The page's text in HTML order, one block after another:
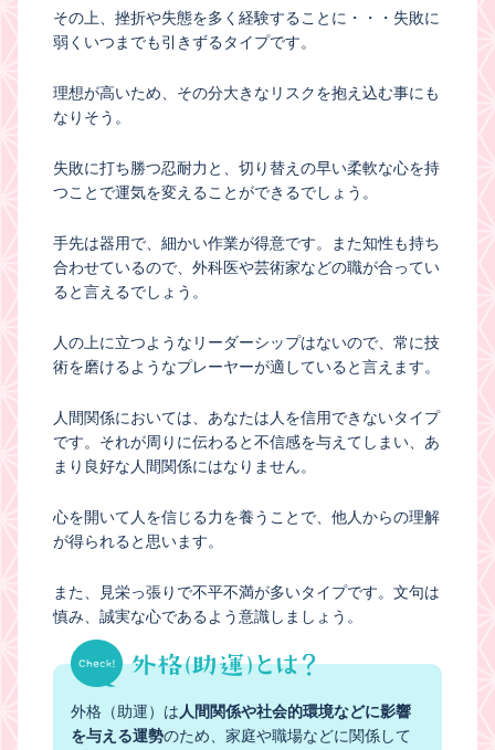
その上、挫折や失態を多く経験することに・・・失敗に
弱くいつまでも引きずるタイプです。
理想が高いため、その分大きなリスクを抱え込む事にも
なりそう。
失敗に打ち勝つ忍耐力と、切り替えの早い柔軟な心を持
つことで運気を変えることができるでしょう。
手先は器用で、細かい作業が得意です。また知性も持ち
合わせているので、外科医や芸術家などの職が合ってい
ると言えるでしょう。
人の上に立つようなリーダーシップはないので、常に技
術を磨けるようなプレーヤーが適していると言えます。
人間関係においては、あなたは人を信用できないタイプ
です。それが周りに伝わると不信感を与えてしまい、あ
まり良好な人間関係にはなりません。
心を開いて人を信じる力を養うことで、他人からの理解
が得られると思います。
また、見栄っ張りで不平不満が多いタイプです。文句は
慎み、誠実な心であるよう意識しましょう。
外格（助運）は 人間関係や社会的環境などに影響
を与える運勢のため、家庭や職場などに関係して